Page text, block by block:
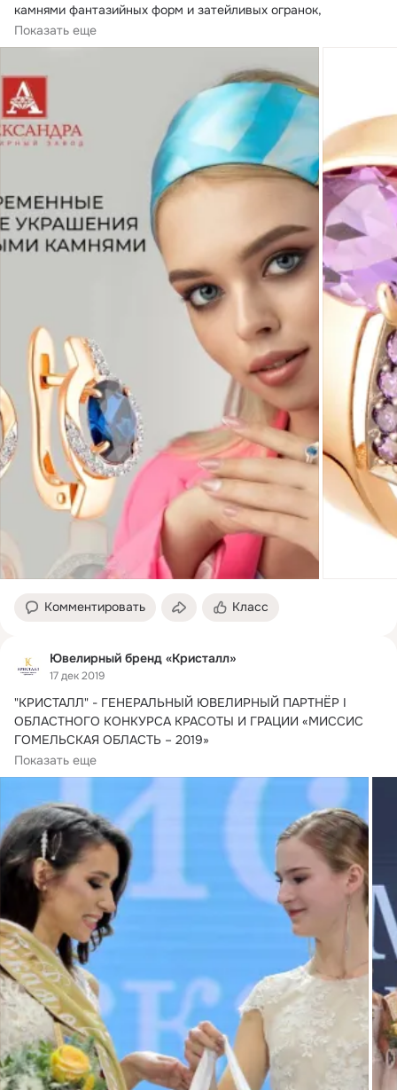
камнями фантазийных форм и затейливых огранок,
бескомпромиссное качество работы и камней.
Показать еще
Комментировать Класс
Ювелирный бренд «Кристалл»
17 дек 2019
"КРИСТАЛЛ" - ГЕНЕРАЛЬНЫЙ ЮВЕЛИРНЫЙ ПАРТНЁР I
ОБЛАСТНОГО КОНКУРСА КРАСОТЫ И ГРАЦИИ «МИССИС
ГОМЕЛЬСКАЯ ОБЛАСТЬ – 2019»
14 декабря в Общественно-культурном...
Показать еще